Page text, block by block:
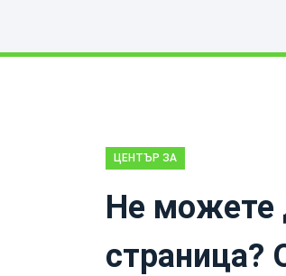
ЦЕНТЪР ЗА
MINITOOL
Не можете
страница?